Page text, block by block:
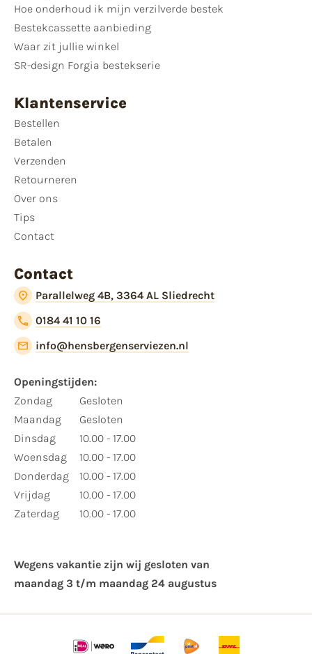
Hoe onderhoud ik mijn verzilverde bestek
Bestekcassette aanbieding
Waar zit jullie winkel
SR-design Forgia bestekserie
Klantenservice
Bestellen
Betalen
Verzenden
Retourneren
Over ons
Tips
Contact
Contact
Parallelweg 4B, 3364 AL Sliedrecht
0184 41 10 16
info@hensbergenserviezen.nl
Openingstijden:
Zondag
Maandag
Dinsdag
Woensdag
Donderdag
Vrijdag
Zaterdag
Gesloten
Gesloten
10.00 - 17.00
10.00 - 17.00
10.00 - 17.00
10.00 - 17.00
10.00 - 17.00
Wegens vakantie zijn wij gesloten van ​
maandag 3 t/m maandag 24 augustus